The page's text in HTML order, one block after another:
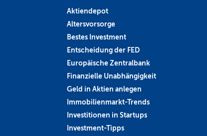
Aktiendepot
Altersvorsorge
Bestes Investment
Entscheidung der FED
Europäische Zentralbank
Finanzielle Unabhängigkeit
Geld in Aktien anlegen
Immobilienmarkt-Trends
Investitionen in Startups
Investment-Tipps